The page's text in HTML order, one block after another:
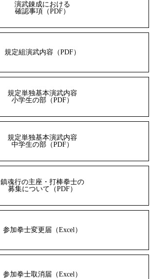
演武錬成における
確認事項（PDF）
規定組演武内容（PDF）
規定単独基本演武内容
小学生の部（PDF）
規定単独基本演武内容
中学生の部（PDF）
鎮魂行の主座・打棒拳士の
募集について（PDF）
参加拳士変更届（Excel）
参加拳士取消届（Excel）